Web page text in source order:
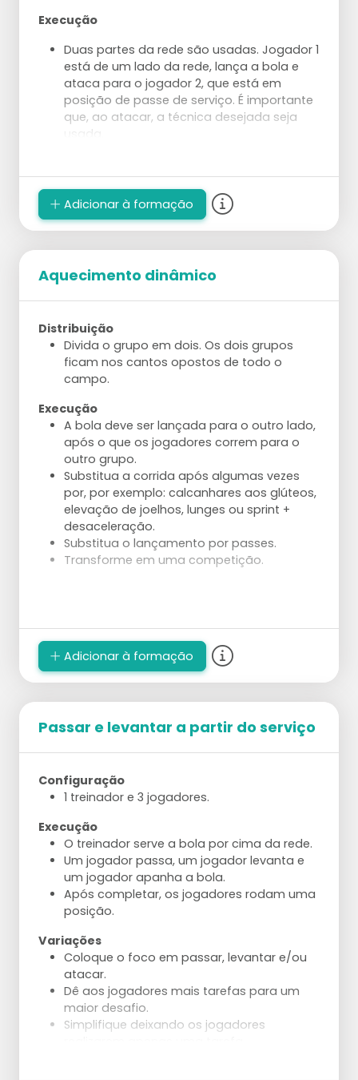
Execução
Duas partes da rede são usadas. Jogador 1
está de um lado da rede, lança a bola e
ataca para o jogador 2, que está em
posição de passe de serviço. É importante
que, ao atacar, a técnica desejada seja
usada.
de levantamento desejada. O treinador
pega a bola e a lança imediatamente em
uma configuração perfeita (começando
com um levantamento de 1m que contém
um pico).
O jogador 2 entra em posição para o
ataque e ataca em uma área específica
(use cones como alvo). Após o ataque, o
Depois que o jogador 1 ataca a bola, ele se
junta à fila de passadores/atacantes.
Ajustes
A direção do ataque é inicialmente
"apenas" à direita ou à esquerda. À medida
que o exercício avança, o alvo pode ser
reduzido e tornado mais preciso.
A bola também pode ser lançada em vez
de atacada pelo jogador 1.
Dê uma tarefa mais direcionada ao
jogador 1.
Use um levantador em vez do treinador
que pega e lança a bola.
ataque com uma defesa.
Adicionar à formação
Aquecimento dinâmico
Distribuição
Divida o grupo em dois. Os dois grupos
ficam nos cantos opostos de todo o
campo.
Execução
A bola deve ser lançada para o outro lado,
após o que os jogadores correm para o
outro grupo.
Substitua a corrida após algumas vezes
por, por exemplo: calcanhares aos glúteos,
elevação de joelhos, lunges ou sprint +
desaceleração.
Substitua o lançamento por passes.
Transforme em uma competição.
Adicionar à formação
Passar e levantar a partir do serviço
Configuração
1 treinador e 3 jogadores.
Execução
O treinador serve a bola por cima da rede.
Um jogador passa, um jogador levanta e
um jogador apanha a bola.
Após completar, os jogadores rodam uma
posição.
Variações
Coloque o foco em passar, levantar e/ou
atacar.
Dê aos jogadores mais tarefas para um
maior desafio.
Simplifique deixando os jogadores